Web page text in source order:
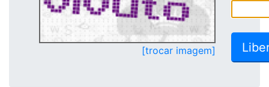
[trocar imagem]